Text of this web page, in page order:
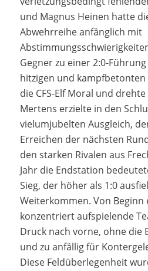
und Magnus Heinen hatte
Abwehrreihe anfänglich mit
Gegner zu einer 2:0-
hitzigen und kampfbetonten
die CFS-Elf Moral und
Mertens erzielte in den
vielumjubelten Ausgleich,
Erreichen der nächsten
den starken Rivalen aus
Jahr die Endstation
Sieg, der höher als 1:0
Weiterkommen. Von Beginn
konzentriert aufspielende
Druck nach vorne, ohne die
und zu anfällig für
Diese Feldüberlegenheit